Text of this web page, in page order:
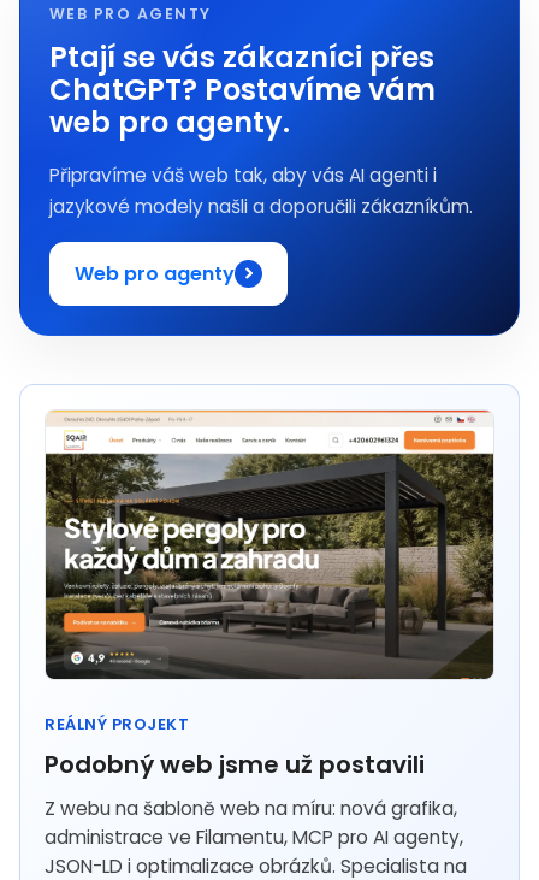
WEB PRO AGENTY
Ptají se vás zákazníci přes
ChatGPT? Postavíme vám
web pro agenty.
Připravíme váš web tak, aby vás AI agenti i
jazykové modely našli a doporučili zákazníkům.
Web pro agenty
REÁLNÝ PROJEKT
Podobný web jsme už postavili
Z webu na šabloně web na míru: nová grafika,
administrace ve Filamentu, MCP pro AI agenty,
JSON-LD i optimalizace obrázků. Specialista na